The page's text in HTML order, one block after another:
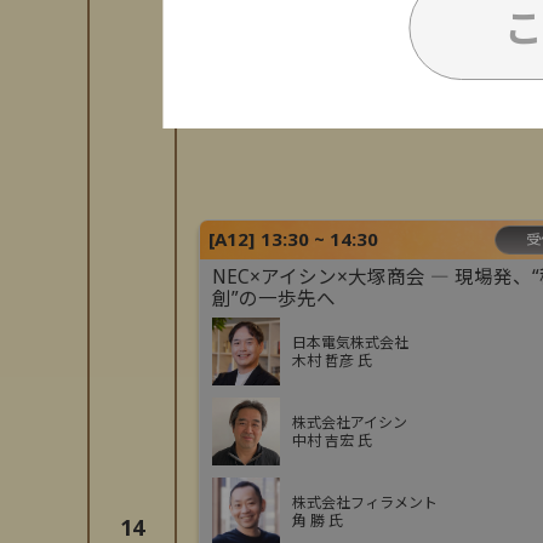
14
[A12] 13:30 ~ 14:30
NEC×アイシン×大塚商会 ― 現場発、
創”の一歩先へ
日本電気株式会社
木村 哲彦 氏
株式会社アイシン
中村 吉宏 氏
株式会社フィラメント
角 勝 氏